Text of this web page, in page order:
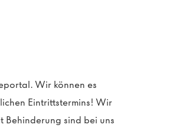
Wir können es
Eintrittstermins! Wir
Behinderung sind bei uns